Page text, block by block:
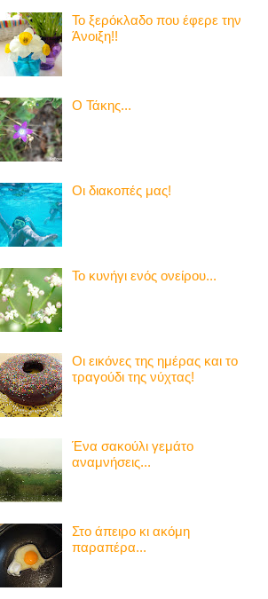
Το ξερόκλαδο που έφερε την
Άνοιξη!!
Ο Τάκης...
Οι διακοπές μας!
Το κυνήγι ενός ονείρου...
Οι εικόνες της ημέρας και το
τραγούδι της νύχτας!
Ένα σακούλι γεμάτο
αναμνήσεις...
Στο άπειρο κι ακόμη
παραπέρα...